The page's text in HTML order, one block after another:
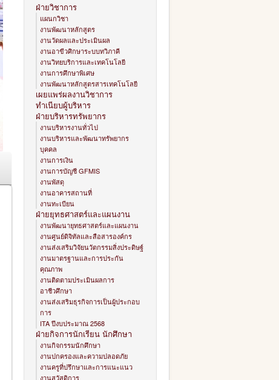
ฝ่ายวิชาการ
แผนกวิชา
งานพัฒนาหลักสูตร
งานวัดผลและประเมินผล
งานอาขีวศิกษาระบบทวิภาคี
งานวิทยบริการและเทคโนโลยี
งานการศึกษาพิเศษ
งานพัฒนาหลักสูตรสารเทคโนโลยี
เผยแพร่ผลงานวิชาการ
ทำเนียบผู้บริหาร
ฝ่ายบริหารทรัพยากร
งานบริหารงานทั่วไป
งานบริหารและพัฒนาทรัพยากร
บุคคล
งานการเงิน
งานการบัญชี GFMIS
งานพัสดุ
งานอาคารสถานที่
งานทะเบียน
ฝ่ายยุทธศาสตร์และแผนงาน
งานพัฒนายุทธศาสตร์และแผนงาน
งานศูนย์ดิจิทัลและสือสารองค์กร
งานส่งเสริมวิจัยนวัตกรรมสิ่งประดิษฐ์
งานมาตรฐานและการประกัน
คุณภาพ
งานติดตามประเมินผลการ
อาชีวศึกษา
งานส่งเสริมธุรกิจการเป็นผู้ประกอบ
การ
ITA ปีงบประมาณ 2568
ฝ่ายกิจการนักเรียน นักศึกษา
งานกิจกรรมนักศึกษา
งานปกครองและความปลอดภัย
งานครูที่ปรึกษาและการแนะแนว
งานสวัสดิการ